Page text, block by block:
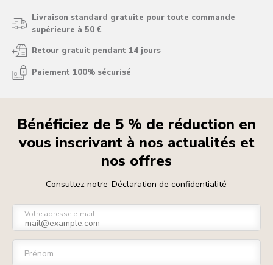
Livraison standard gratuite pour toute commande
supérieure à 50 €
Retour gratuit pendant 14 jours
Paiement 100% sécurisé
Bénéficiez de 5 % de réduction en
vous inscrivant à nos actualités et
nos offres
Consultez notre Déclaration de confidentialité
Votre adresse e-mail
Prénom